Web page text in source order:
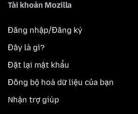
Tài khoản Mozilla
Đăng nhập/Đăng ký
Đây là gì?
Đặt lại mật khẩu
Đồng bộ hoá dữ liệu của bạn
Nhận trợ giúp